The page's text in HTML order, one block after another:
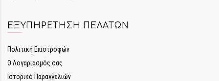
ΕΞΥΠΗΡΈΤΗΣΗ ΠΕΛΑΤΏΝ
Πολιτική Επιστροφών
Ο Λογαριασμός σας
Ιστορικό Παραγγελιών